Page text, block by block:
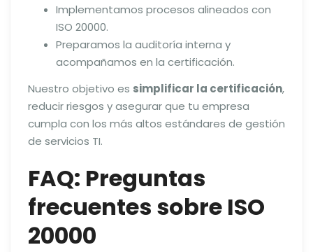
Implementamos procesos alineados con
ISO 20000.
Preparamos la auditoría interna y
acompañamos en la certificación.
Nuestro objetivo es simplificar la certificación,
reducir riesgos y asegurar que tu empresa
cumpla con los más altos estándares de gestión
de servicios TI.
FAQ: Preguntas
frecuentes sobre ISO
20000